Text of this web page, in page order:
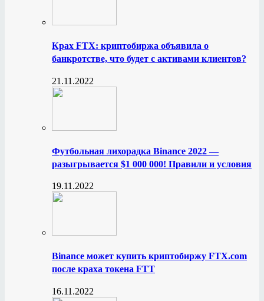
Крах FTX: криптобиржа объявила о
банкротстве, что будет с активами клиентов?
21.11.2022
Футбольная лихорадка Binance 2022 —
разыгрывается $1 000 000! Правили и условия
19.11.2022
Binance может купить криптобиржу FTX.com
после краха токена FTT
16.11.2022